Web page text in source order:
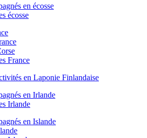
en écosse
écosse
France
en Laponie Finlandaise
en Irlande
Irlande
en Islande